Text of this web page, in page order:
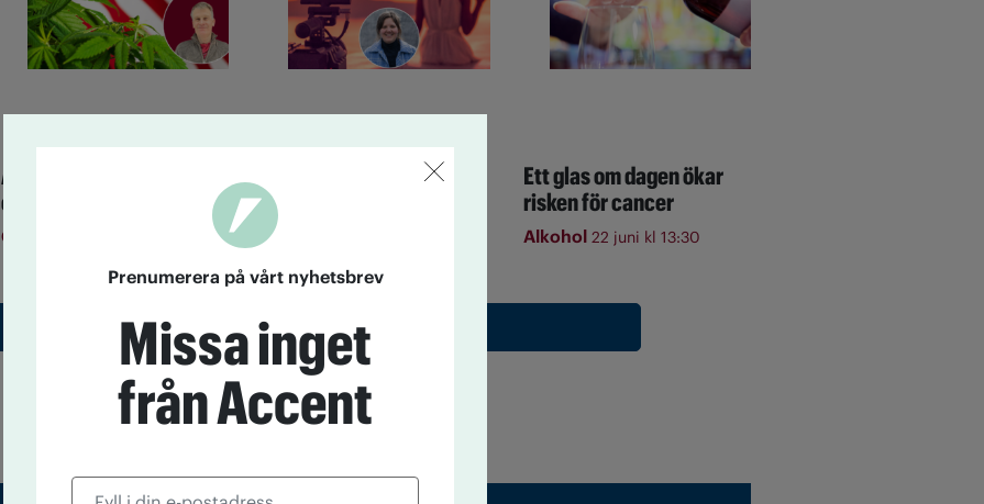
Avmattning i USA:s
cannabisvåg
Cannabis
Så tycker partierna om
alkoholreklamen
Alkohol
Ett glas om dagen ökar
risken för cancer
Alkohol 22 juni kl 13:30
Till startsidan
Prenumerera på vårt nyhetsbrev
Missa inget
från Accent